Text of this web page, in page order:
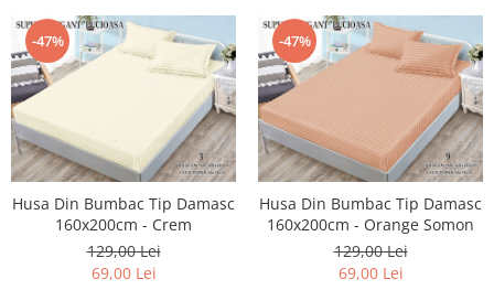
-47%
Husa Din Bumbac Tip Damasc
160x200cm - Crem
129,00 Lei
69,00 Lei
-47%
Husa Din Bumbac Tip Damasc
160x200cm - Orange Somon
129,00 Lei
69,00 Lei